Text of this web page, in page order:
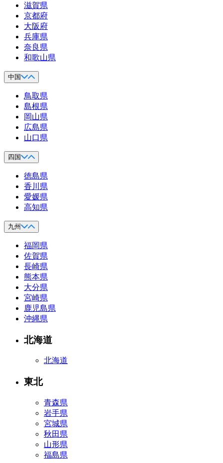
滋賀県
京都府
大阪府
兵庫県
奈良県
和歌山県
中国
鳥取県
島根県
岡山県
広島県
山口県
四国
徳島県
香川県
愛媛県
高知県
九州
福岡県
佐賀県
長崎県
熊本県
大分県
宮崎県
鹿児島県
沖縄県
北海道
北海道
東北
青森県
岩手県
宮城県
秋田県
山形県
福島県